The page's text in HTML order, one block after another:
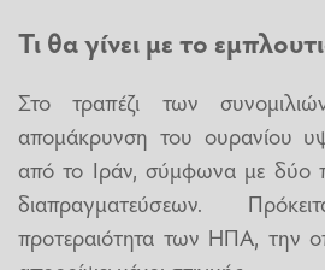
Τι θα γίνει με το
Στο τραπέζι των
απομάκρυνση του ουρανίου
από το Ιράν, σύμφωνα με δύο
διαπραγματεύσεων.
προτεραιότητα των ΗΠΑ, την